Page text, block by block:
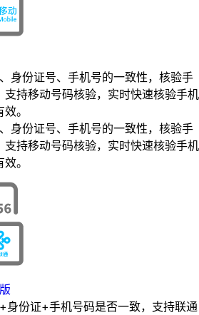
身份证号、手机号的一致性，核验手
持移动号码核验，实时快速核验手机
。
身份证号、手机号的一致性，核验手
持移动号码核验，实时快速核验手机
。
份证+手机号码是否一致，支持联通